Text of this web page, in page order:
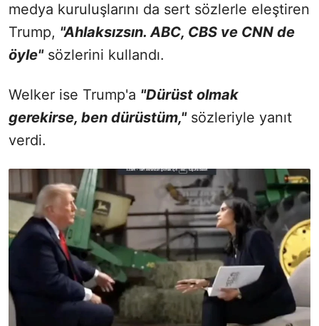
medya kuruluşlarını da sert sözlerle eleştiren
Trump, "Ahlaksızsın. ABC, CBS ve CNN de
öyle"sözlerini kullandı.
Welker ise Trump'a "Dürüst olmak
gerekirse, ben dürüstüm,"sözleriyle yanıt
verdi.